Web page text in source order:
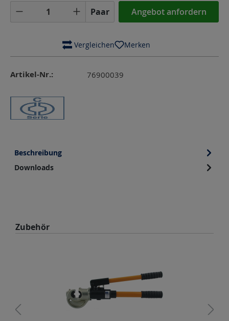
Produkt Anzahl: Gib den gewünschten
Paar Angebot anfordern
Vergleichen Merken
Artikel-Nr.: 76900039
Beschreibung
Downloads
Produktgalerie überspringen
Zubehör